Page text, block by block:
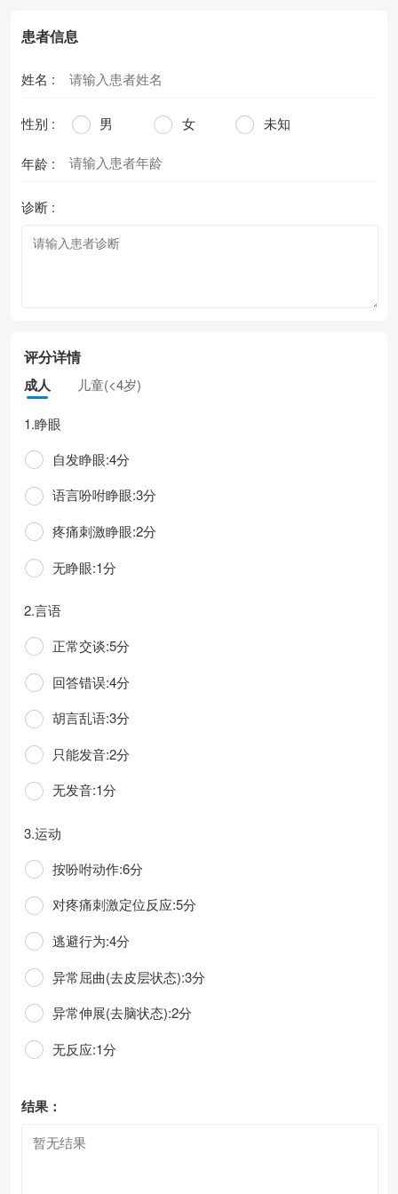
患者信息
姓名 :
性别 : 男 女 未知
年龄 :
诊断 :
评分详情
成人 儿童(<4岁)
1.睁眼
自发睁眼:4分
语言吩咐睁眼:3分
疼痛刺激睁眼:2分
无睁眼:1分
2.言语
正常交谈:5分
回答错误:4分
胡言乱语:3分
只能发音:2分
无发音:1分
3.运动
按吩咐动作:6分
对疼痛刺激定位反应:5分
逃避行为:4分
异常屈曲(去皮层状态):3分
异常伸展(去脑状态):2分
无反应:1分
结果：